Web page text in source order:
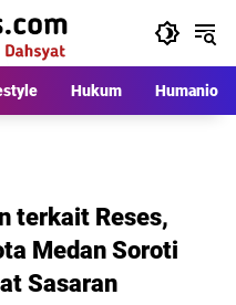
Hukum Humaniora
terkait Reses,
Medan Soroti
Sasaran